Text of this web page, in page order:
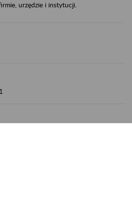
urzędzie i instytucji.